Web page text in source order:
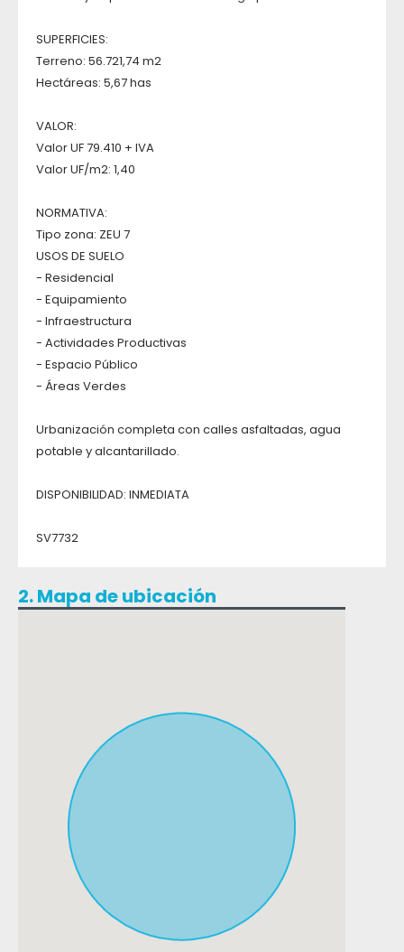
SUPERFICIES:
Terreno: 56.721,74 m2
Hectáreas: 5,67 has
VALOR:
Valor UF 79.410 + IVA
Valor UF/m2: 1,40
NORMATIVA:
Tipo zona: ZEU 7
USOS DE SUELO
- Residencial
- Equipamiento
- Infraestructura
- Actividades Productivas
- Espacio Público
- Áreas Verdes
Urbanización completa con calles asfaltadas, agua
potable y alcantarillado.
DISPONIBILIDAD: INMEDIATA
SV7732
2. Mapa de ubicación